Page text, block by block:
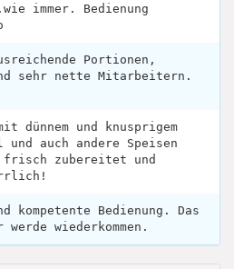
immer. Bedienung
Portionen,
sehr nette Mitarbeitern.
dünnem und knusprigem
auch andere Speisen
frisch zubereitet und
kompetente Bedienung. Das
wiederkommen.